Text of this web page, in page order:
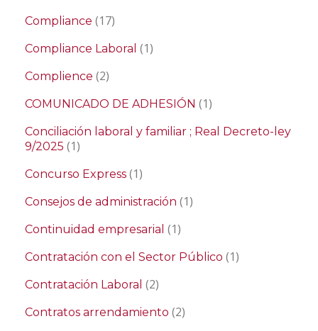
Compliance (17)
Compliance Laboral (1)
Complience (2)
COMUNICADO DE ADHESIÓN (1)
Conciliación laboral y familiar ; Real Decreto-ley
9/2025 (1)
Concurso Express (1)
Consejos de administración (1)
Continuidad empresarial (1)
Contratación con el Sector Público (1)
Contratación Laboral (2)
Contratos arrendamiento (2)